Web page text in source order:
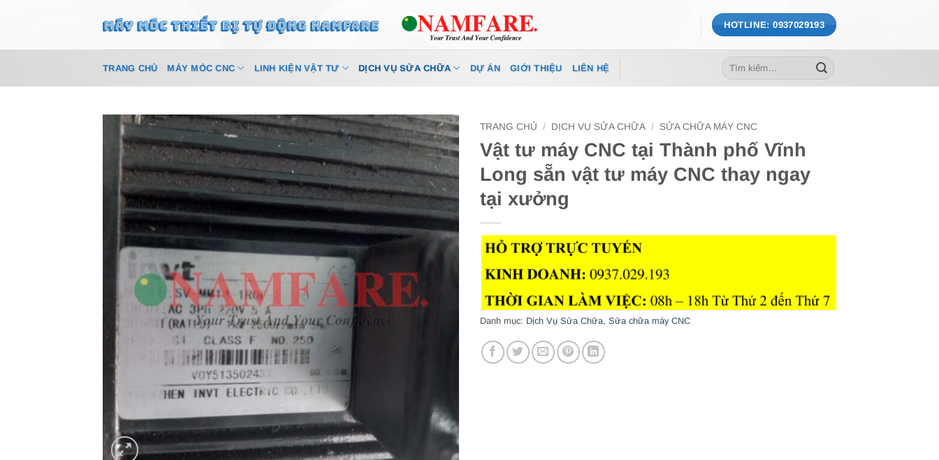
HOTLINE: 0937029193
TRANG CHỦ MÁY MÓC CNC LINH KIỆN VẬT TƯ DỊCH VỤ SỬA CHỮA DỰ ÁN GIỚI THIỆU LIÊN HỆ
Tìm
kiếm:
TRANG CHỦ / DỊCH VỤ SỬA CHỮA / SỬA CHỮA MÁY CNC
Vật tư máy CNC tại Thành phố Vĩnh
Long sẵn vật tư máy CNC thay ngay
tại xưởng
Danh mục: Dịch Vụ Sửa Chữa, Sửa chữa máy CNC